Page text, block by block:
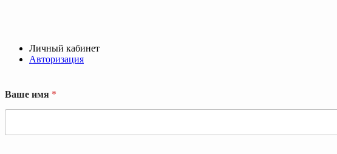
Личный кабинет
Авторизация
Ваше имя *